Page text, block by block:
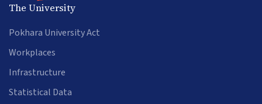
The University
Pokhara University Act
Workplaces
Infrastructure
Statistical Data